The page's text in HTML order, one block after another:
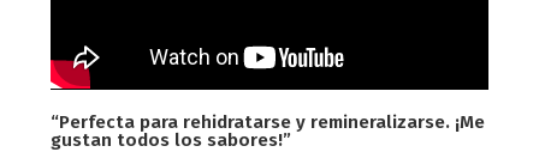
“Perfecta para rehidratarse y remineralizarse. ¡Me
gustan todos los sabores!”